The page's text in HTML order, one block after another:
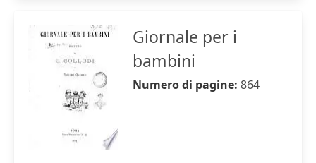
Giornale per i
bambini
Numero di pagine: 864